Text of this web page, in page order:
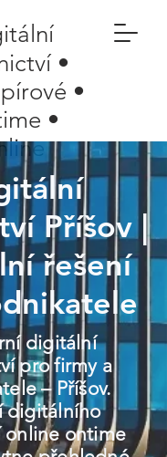
•
•
•
Příšov |
řešení
digitální
pro firmy a
– Příšov.
digitálního
online ontime